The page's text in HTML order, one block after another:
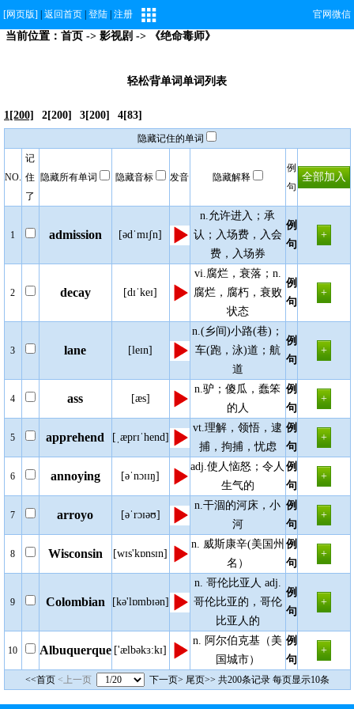
[网页版] 返回首页 登陆 注册 官网微信
当前位置： 首页-> 影视剧 -> 《绝命毒师》
轻松背单词单词列表
1[200] 2[200] 3[200] 4[83]
隐藏记住的单词
NO.
记
住
了
隐藏所有单词 隐藏音标 发音 隐藏解释
例
句
1 admission [ədˈmɪʃn]
n.允许进入；承
认；入场费，入会
费，入场券
例
句
2 decay [dɪˈkeɪ]
vi.腐烂，衰落；n.
腐烂，腐朽，衰败
状态
例
句
3 lane [leɪn]
n.(乡间)小路(巷)；
车(跑，泳)道；航
道
例
句
4 ass [æs]
n.驴；傻瓜，蠢笨
的人
例
句
5 apprehend [ˌæprɪˈhend]
vt.理解，领悟，逮
捕，拘捕，忧虑
例
句
6 annoying [əˈnɔɪɪŋ]
adj.使人恼怒；令人
生气的
例
句
7 arroyo [əˈrɔɪəʊ]
n.干涸的河床，小
河
例
句
8 Wisconsin [wɪs'kɒnsɪn]
n. 威斯康辛(美国州
名）
例
句
9 Colombian [kə'lɒmbɪən]
n. 哥伦比亚人 adj.
哥伦比亚的，哥伦
比亚人的
例
句
10 Albuquerque ['ælbəkɜ:kɪ]
n. 阿尔伯克基（美
国城市）
例
句
<<首页 <上一页 下一页> 尾页>> 共200条记录 每页显示10条